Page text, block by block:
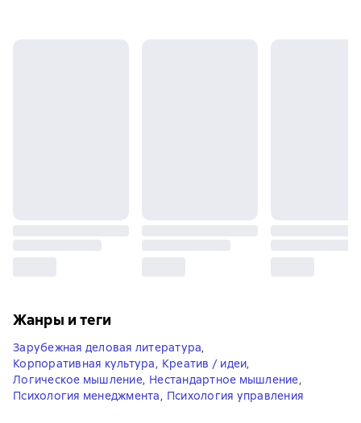
Жанры и теги
Зарубежная деловая литература,
Корпоративная культура, Креатив / идеи,
Логическое мышление, Нестандартное мышление,
Психология менеджмента, Психология управления